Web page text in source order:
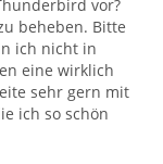
vor?
beheben. Bitte
ich nicht in
eine wirklich
sehr gern mit
ich so schön